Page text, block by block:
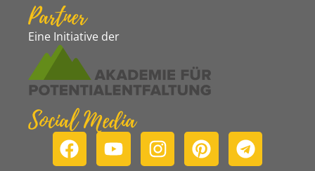
Partner
Eine Initiative der
Social Media